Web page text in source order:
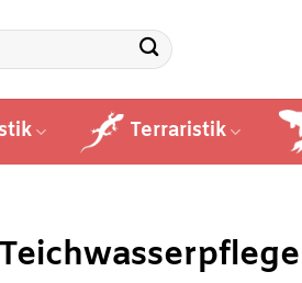
Terraristik